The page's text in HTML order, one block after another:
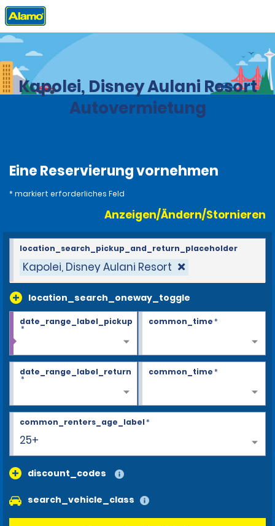
Privat Stationen
Kapolei, Disney Aulani Resort
Autovermietung
Eine Reservierung vornehmen
* markiert erforderliches Feld
Anzeigen/Ändern/Stornieren
Kapolei, Disney Aulani Resort
location_search_oneway_toggle
location_search_pickup_and_return_placeholder
date_range_label_pickup
*
common_time*
date_range_label_return
*
common_time*
25+
common_renters_age_label*
discount_codes
search_vehicle_class